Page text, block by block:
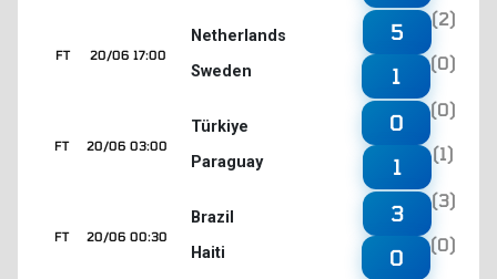
20/06 17:00
FT
Netherlands
Sweden
5
(2)
1
(0)
20/06 03:00
FT
Türkiye
Paraguay
0
(0)
1
(1)
20/06 00:30
FT
Brazil
Haiti
3
(3)
0
(0)